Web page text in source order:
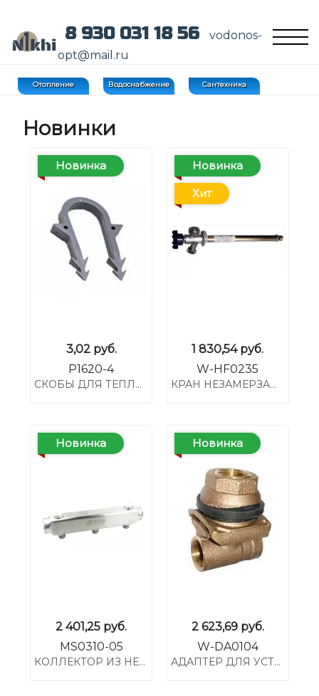
8 930 031 18 56
vodonos-
opt@mail.ru
Отопление Водоснабжение Сантехника
Новинки
Новинка
3,02 руб.
P1620-4
СКОБЫ ДЛЯ ТЕПЛОГО ПОЛА 16 И 20-ОЙ ДЛЯ JU-1620
Новинка
Хит
1 830,54 руб.
W-HF0235
КРАН НЕЗАМЕРЗАЮЩИЙ ДЛЯ СТЕН (350 ММ)
Новинка
2 401,25 руб.
MS0310-05
КОЛЛЕКТОР ИЗ НЕРЖАВЕЮЩЕЙ СТАЛИ С МЕЖОСЕВЫМ РАССТОЯНИЕМ ВЫХОДОВ 100 ММ, 1*1/2 (5 ВЫХОДОВ)
Новинка
2 623,69 руб.
W-DA0104
АДАПТЕР ДЛЯ УСТАНОВКИ НАСОСА 1"